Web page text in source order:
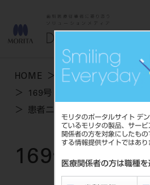
モリタのポータルサイト デ
ているモリタの製品、サー
関係者の方を対象にしたも
する情報提供サイトではあり
医療関係者の方は職種を
HOME 学術・お役立ち情報
169号 SUMMER
患者ニーズに対応するテーラ
169号
お問い合わせ
商品について
セミナーについて
友の会について
ご開業について
会員登録
MORITA With